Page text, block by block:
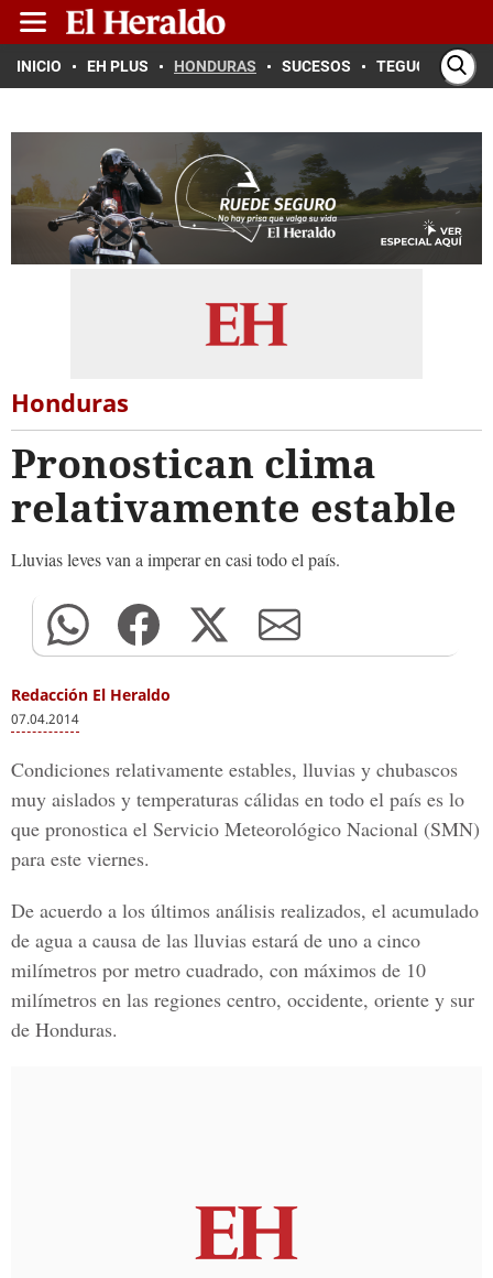
INICIO EH PLUS HONDURAS SUCESOS TEGUCIGALPA
Honduras
Pronostican clima
relativamente estable
Lluvias leves van a imperar en casi todo el país.
Redacción El Heraldo
07.04.2014
Condiciones relativamente estables, lluvias y chubascos
muy aislados y temperaturas cálidas en todo el país es lo
que pronostica el Servicio Meteorológico Nacional (SMN)
para este viernes.
De acuerdo a los últimos análisis realizados, el acumulado
de agua a causa de las lluvias estará de uno a cinco
milímetros por metro cuadrado, con máximos de 10
milímetros en las regiones centro, occidente, oriente y sur
de Honduras.